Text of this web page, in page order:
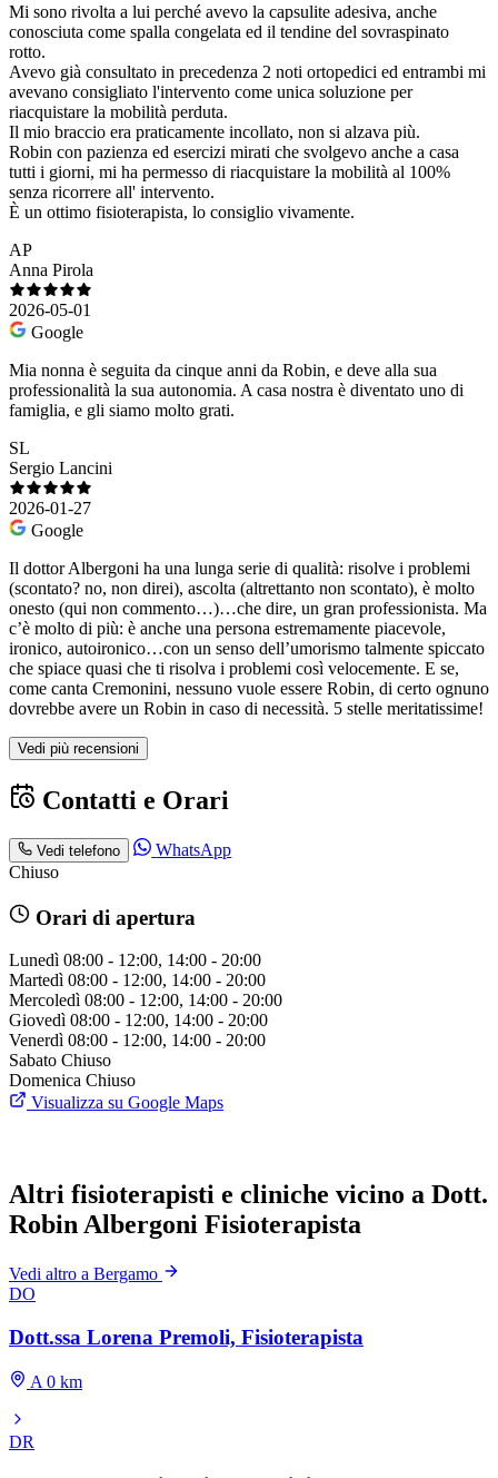
Mi sono rivolta a lui perché avevo la capsulite adesiva, anche
conosciuta come spalla congelata ed il tendine del sovraspinato
rotto.
Avevo già consultato in precedenza 2 noti ortopedici ed entrambi mi
avevano consigliato l'intervento come unica soluzione per
riacquistare la mobilità perduta.
Il mio braccio era praticamente incollato, non si alzava più.
Robin con pazienza ed esercizi mirati che svolgevo anche a casa
tutti i giorni, mi ha permesso di riacquistare la mobilità al 100%
senza ricorrere all' intervento.
È un ottimo fisioterapista, lo consiglio vivamente.
AP
Anna Pirola
2026-05-01
Google
Mia nonna è seguita da cinque anni da Robin, e deve alla sua
professionalità la sua autonomia. A casa nostra è diventato uno di
famiglia, e gli siamo molto grati.
SL
Sergio Lancini
2026-01-27
Google
Il dottor Albergoni ha una lunga serie di qualità: risolve i problemi
(scontato? no, non direi), ascolta (altrettanto non scontato), è molto
onesto (qui non commento…)…che dire, un gran professionista. Ma
c’è molto di più: è anche una persona estremamente piacevole,
ironico, autoironico…con un senso dell’umorismo talmente spiccato
che spiace quasi che ti risolva i problemi così velocemente. E se,
come canta Cremonini, nessuno vuole essere Robin, di certo ognuno
dovrebbe avere un Robin in caso di necessità. 5 stelle meritatissime!
Vedi più recensioni
Contatti e Orari
Vedi telefono
WhatsApp
Chiuso
Orari di apertura
Lunedì 08:00 - 12:00, 14:00 - 20:00
Martedì 08:00 - 12:00, 14:00 - 20:00
Mercoledì 08:00 - 12:00, 14:00 - 20:00
Giovedì 08:00 - 12:00, 14:00 - 20:00
Venerdì 08:00 - 12:00, 14:00 - 20:00
Sabato Chiuso
Domenica Chiuso
Visualizza su Google Maps
Altri fisioterapisti e cliniche vicino a Dott.
Robin Albergoni Fisioterapista
Vedi altro a Bergamo
DO
Dott.ssa Lorena Premoli, Fisioterapista
A 0 km
DR